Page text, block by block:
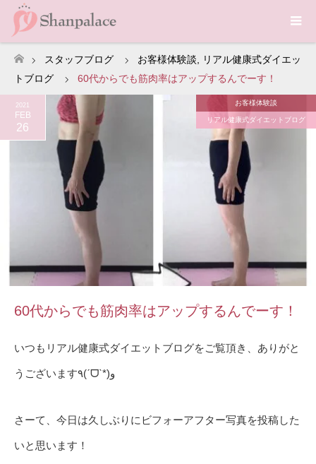
ホーム
スタッフブログ お客様体験談
リアル健康式ダイエッ
トブログ
60代からでも筋肉率はアップするんでーす！
2021
FEB
26
お客様体験談
リアル健康式ダイエットブログ
60代からでも筋肉率はアップするんでーす！
いつもリアル健康式ダイエットブログをご覧頂き、ありがと
うございます٩(ˊᗜˋ*)و
さーて、今日は久しぶりにビフォーアフター写真を投稿した
いと思います！